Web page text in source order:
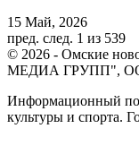
15 Май, 2026
пред. след. 1 из 539
© 2026 - Омские
МЕДИА ГРУПП",
Информационный
культуры и спорта.